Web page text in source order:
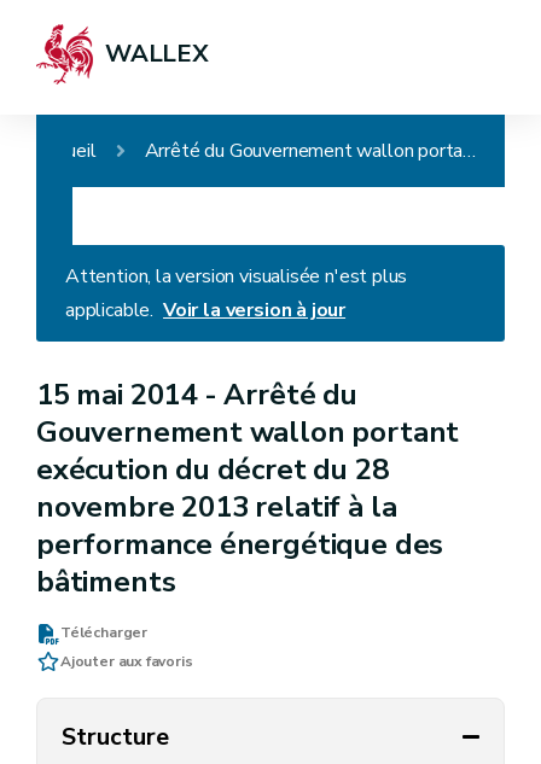
WALLEX
Accueil Arrêté du Gouvernement wallon portant exécution du décret du 28 novembre 2013 relatif à la performance énergétique des bâtiments
Attention, la version visualisée n'est plus
applicable. Voir la version à jour
15 mai 2014 -Arrêté du
Gouvernement wallon portant
exécution du décret du 28
novembre 2013 relatif à la
performance énergétique des
bâtiments
Télécharger
Ajouter aux favoris
Structure